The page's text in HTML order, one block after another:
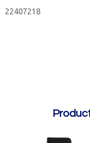
22407218